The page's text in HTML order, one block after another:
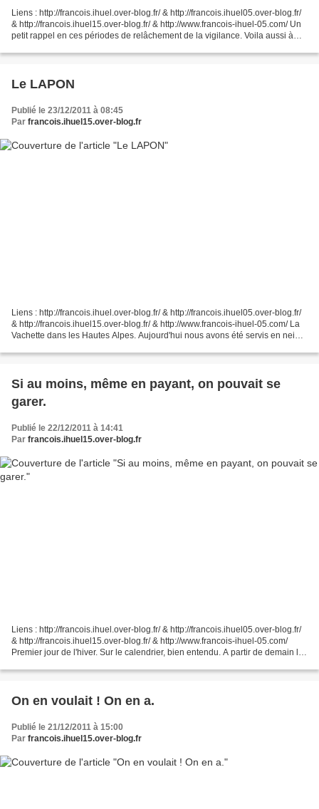
Liens : http://francois.ihuel.over-blog.fr/ & http://francois.ihuel05.over-blog.fr/
& http://francois.ihuel15.over-blog.fr/ & http://www.francois-ihuel-05.com/ Un
petit rappel en ces périodes de relâchement de la vigilance. Voila aussi à
Le LAPON
Publié le 23/12/2011 à 08:45
Par francois.ihuel15.over-blog.fr
Liens : http://francois.ihuel.over-blog.fr/ & http://francois.ihuel05.over-blog.fr/
& http://francois.ihuel15.over-blog.fr/ & http://www.francois-ihuel-05.com/ La
Vachette dans les Hautes Alpes. Aujourd'hui nous avons été servis en neige.
Si au moins, même en payant, on pouvait se
garer.
Publié le 22/12/2011 à 14:41
Par francois.ihuel15.over-blog.fr
Liens : http://francois.ihuel.over-blog.fr/ & http://francois.ihuel05.over-blog.fr/
& http://francois.ihuel15.over-blog.fr/ & http://www.francois-ihuel-05.com/
Premier jour de l'hiver. Sur le calendrier, bien entendu. A partir de demain les
On en voulait ! On en a.
Publié le 21/12/2011 à 15:00
Par francois.ihuel15.over-blog.fr